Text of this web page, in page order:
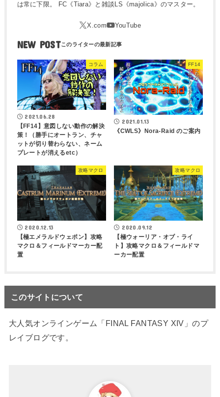
は常に下限。 FC《Tiara》と雑談LS《majolica》のマスター。
NEW POST
コラム
2021.06.28
【FF14】意図しない動作の解決
策！（勝手にオートラン、チャ
ットが切り替わらない、ネーム
プレートが消えるetc）
FF14
2021.01.13
《CWLS》Nora-Raid のご案内
攻略マクロ
2020.12.13
【極エメラルドウェポン】攻略
マクロ＆フィールドマーカー配
置
攻略マクロ
2020.09.12
【極ウォーリア・オブ・ライ
ト】攻略マクロ＆フィールドマ
ーカー配置
このサイトについて
大人気オンラインゲーム「FINAL FANTASY XIV」のプ
レイブログです。